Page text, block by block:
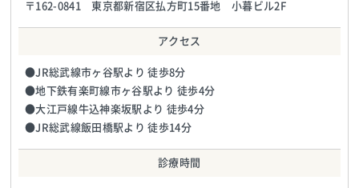
〒162-0841 東京都新宿区払方町15番地 小暮ビル2F
アクセス
●JR総武線市ヶ谷駅より 徒歩8分
●地下鉄有楽町線市ヶ谷駅より 徒歩4分
●大江戸線牛込神楽坂駅より 徒歩4分
●JR総武線飯田橋駅より 徒歩14分
診療時間